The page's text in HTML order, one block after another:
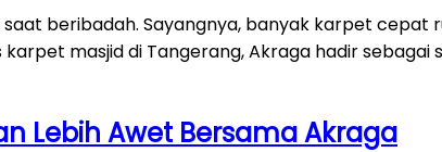
beribadah. Sayangnya, banyak karpet cepat
masjid di Tangerang, Akraga hadir
Lebih Awet Bersama Akraga